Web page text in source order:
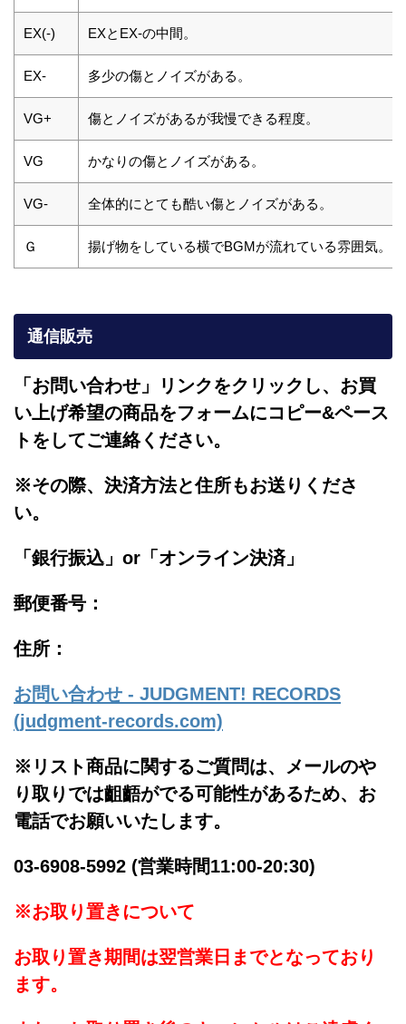
EX(-) EXとEX-の中間。
EX- 多少の傷とノイズがある。
VG+ 傷とノイズがあるが我慢できる程度。
VG かなりの傷とノイズがある。
VG- 全体的にとても酷い傷とノイズがある。
Ｇ 揚げ物をしている横でBGMが流れている雰囲気。
通信販売
「お問い合わせ」リンクをクリックし、 お買
い上げ希望の商品をフォームにコピー&ペース
トをしてご連絡ください。
※その際、決済方法と住所もお送りくださ
い。
「銀行振込」or「 オンライン決済」
郵便番号：
住所：
お問い合わせ - JUDGMENT! RECORDS
(judgment-records.com)
※リスト商品に関するご質問は、メールのや
り取りでは齟齬がでる可能性があるため、お
電話でお願いいたします。
03-6908-5992 (営業時間11:00-20:30)
※お取り置きについて
お取り置き期間は翌営業日までとなっており
ます。